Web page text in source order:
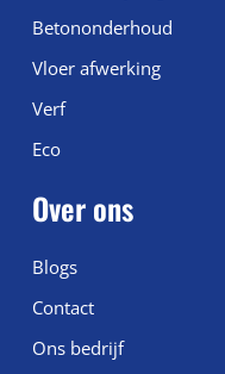
Betononderhoud
Vloer afwerking
Verf
Eco
Over ons
Blogs
Contact
Ons bedrijf